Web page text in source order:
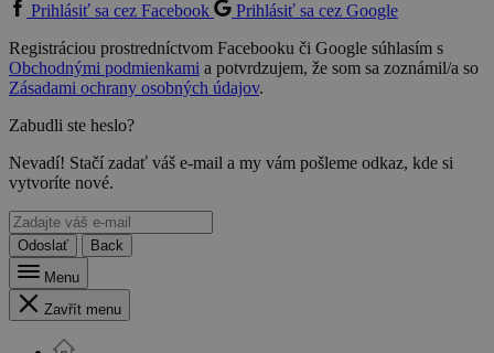
Prihlásiť sa cez Facebook
Prihlásiť sa cez Google
Registráciou prostredníctvom Facebooku či Google súhlasím s
Obchodnými podmienkami a potvrdzujem, že som sa zoznámil/a so
Zásadami ochrany osobných údajov.
Zabudli ste heslo?
Nevadí! Stačí zadať váš e-mail a my vám pošleme odkaz, kde si
vytvoríte nové.
Odoslať
Back
Menu
Zavřít menu